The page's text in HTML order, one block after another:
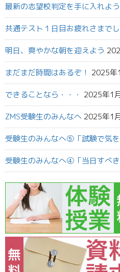
最新の志望校判定を手に入れよう
共通テスト１日目お疲れさまで
明日、爽やかな朝を迎えよう
まだまだ時間はあるぞ！ 2025年
できることなら・・・ 2025年1
ZMS受験生のみんなへ 2025年1
受験生のみんなへ⑤「試験で気を
受験生のみんなへ④「当日すべき